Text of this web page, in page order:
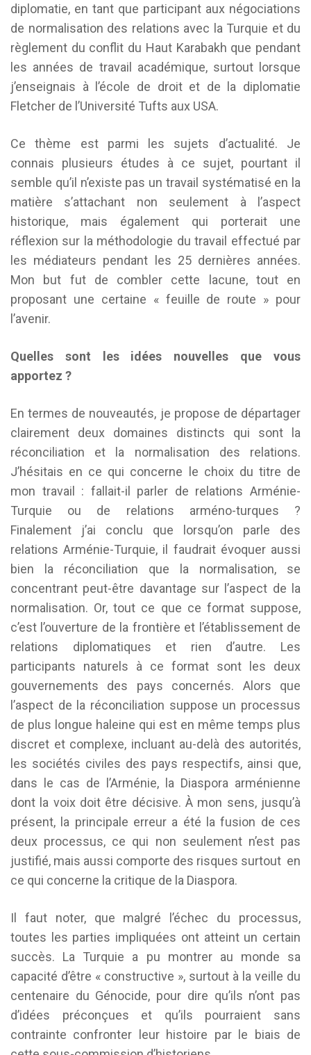
diplomatie, en tant que participant aux négociations
de normalisation des relations avec la Turquie et du
règlement du conflit du Haut Karabakh que pendant
les années de travail académique, surtout lorsque
j’enseignais à l’école de droit et de la diplomatie
Fletcher de l’Université Tufts aux USA.
Ce thème est parmi les sujets d’actualité. Je
connais plusieurs études à ce sujet, pourtant il
semble qu’il n’existe pas un travail systématisé en la
matière s’attachant non seulement à l’aspect
historique, mais également qui porterait une
réflexion sur la méthodologie du travail effectué par
les médiateurs pendant les 25 dernières années.
Mon but fut de combler cette lacune, tout en
proposant une certaine « feuille de route » pour
l’avenir.
Quelles sont les idées nouvelles que vous
apportez ?
En termes de nouveautés, je propose de départager
clairement deux domaines distincts qui sont la
réconciliation et la normalisation des relations.
J’hésitais en ce qui concerne le choix du titre de
mon travail : fallait-il parler de relations Arménie-
Turquie ou de relations arméno-turques ?
Finalement j’ai conclu que lorsqu’on parle des
relations Arménie-Turquie, il faudrait évoquer aussi
bien la réconciliation que la normalisation, se
concentrant peut-être davantage sur l’aspect de la
normalisation. Or, tout ce que ce format suppose,
c’est l’ouverture de la frontière et l’établissement de
relations diplomatiques et rien d’autre. Les
participants naturels à ce format sont les deux
gouvernements des pays concernés. Alors que
l’aspect de la réconciliation suppose un processus
de plus longue haleine qui est en même temps plus
discret et complexe, incluant au-delà des autorités,
les sociétés civiles des pays respectifs, ainsi que,
dans le cas de l’Arménie, la Diaspora arménienne
dont la voix doit être décisive. À mon sens, jusqu’à
présent, la principale erreur a été la fusion de ces
deux processus, ce qui non seulement n’est pas
justifié, mais aussi comporte des risques surtout en
ce qui concerne la critique de la Diaspora.
Il faut noter, que malgré l’échec du processus,
toutes les parties impliquées ont atteint un certain
succès. La Turquie a pu montrer au monde sa
capacité d’être « constructive », surtout à la veille du
centenaire du Génocide, pour dire qu’ils n’ont pas
d’idées préconçues et qu’ils pourraient sans
contrainte confronter leur histoire par le biais de